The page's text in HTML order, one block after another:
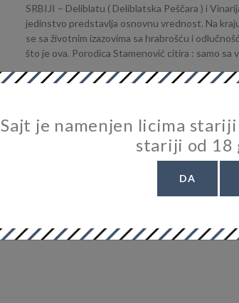
SRBIJI – Deliblatu ( Deliblatska Peščara ) i
jedinstvo predstavlja osnovnu vrednost. Na
se sa životnim izazovima sa hrabrošću i
što je ova. Porodica Stamenović citira : samo
Sajt je namenjen licima
stariji od 18
DA